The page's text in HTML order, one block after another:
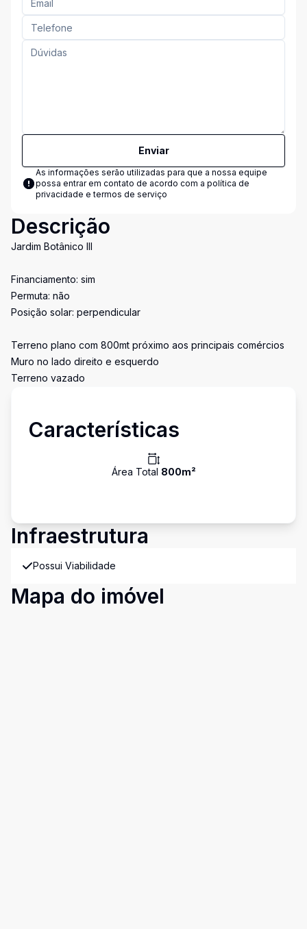
Enviar
As informações serão utilizadas para que a nossa equipe
possa entrar em contato de acordo com a política de
privacidade e termos de serviço
Descrição
Jardim Botânico III
Financiamento: sim
Permuta: não
Posição solar: perpendicular
Terreno plano com 800mt próximo aos principais comércios
Muro no lado direito e esquerdo
Terreno vazado
Características
Área Total 800m²
Infraestrutura
Possui Viabilidade
Mapa do imóvel